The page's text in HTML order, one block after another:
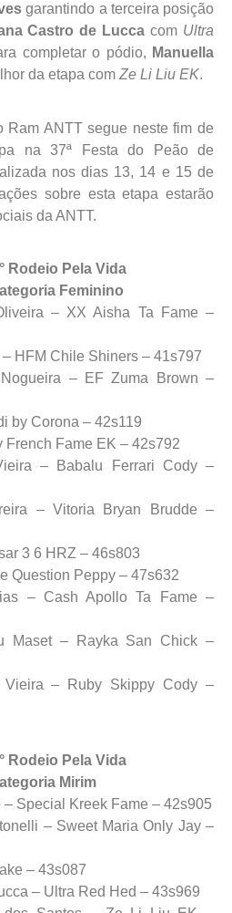
garantindo a terceira posição
Castro de Luccacom Ultra
completar o pódio, Manuella
da etapa comZe Li Liu EK.
Ram ANTT segue neste fim de
na 37ª Festa do Peão de
nos dias 13, 14 e 15 de
sobre esta etapa estarão
da ANTT.
Rodeio Pela Vida
Feminino
– XX Aisha Ta Fame –
HFM Chile Shiners – 41s797
– EF Zuma Brown –
by Corona – 42s119
French Fame EK – 42s792
– Babalu Ferrari Cody –
– Vitoria Bryan Brudde –
3 6 HRZ – 46s803
Question Peppy – 47s632
– Cash Apollo Ta Fame –
Maset – Rayka San Chick –
– Ruby Skippy Cody –
Rodeio Pela Vida
Mirim
Special Kreek Fame – 42s905
– Sweet Maria Only Jay –
– 43s087
– Ultra Red Hed – 43s969